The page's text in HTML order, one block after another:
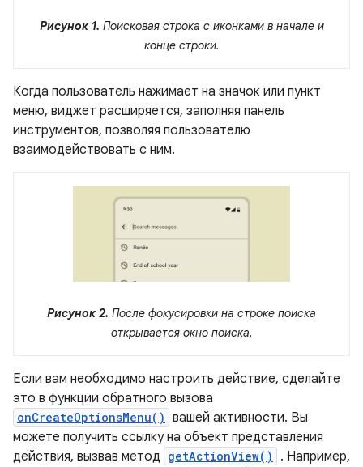
Рисунок 1. Поисковая строка с иконками в начале и
конце строки.
Когда пользователь нажимает на значок или пункт
меню, виджет расширяется, заполняя панель
инструментов, позволяя пользователю
взаимодействовать с ним.
Рисунок 2. После фокусировки на строке поиска
открывается окно поиска.
Если вам необходимо настроить действие, сделайте
это в функции обратного вызова
onCreateOptionsMenu() вашей активности. Вы
можете получить ссылку на объект представления
действия, вызвав метод getActionView()
. Например,